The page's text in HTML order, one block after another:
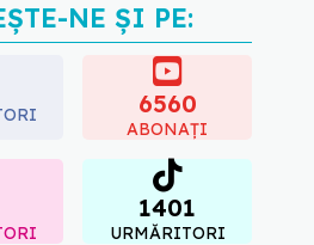
Ceaiul care ajută
organismul să lupte cu
inflamația. Poate regla
glicemia și colesterolul
08.08.2026, 09:00
NE ȘI PE:
6560
ABONAȚI
1401
URMĂRITORI